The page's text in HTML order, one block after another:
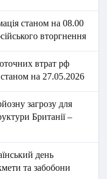
станом на 08.00
вторгнення
втрат рф
на 27.05.2026​
загрозу для
Британії –
день
та забобони